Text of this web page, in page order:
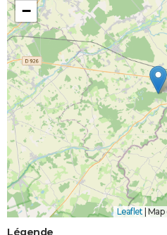
−
Leaflet
Légende